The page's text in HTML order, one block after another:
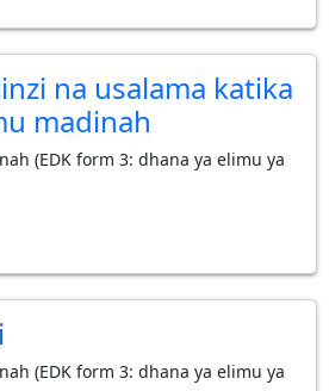
na usalama katika
madinah
(EDK form 3: dhana ya elimu ya
(EDK form 3: dhana ya elimu ya